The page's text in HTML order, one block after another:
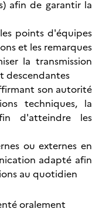
afin de garantir la
points d'équipes
et les remarques
la transmission
descendantes
son autorité
techniques, la
d'atteindre les
ou externes en
adapté afin
au quotidien
oralement